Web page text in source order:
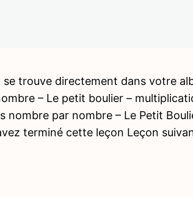
trouve directement dans votre
– Le petit boulier –
nombre par nombre – Le Petit
terminé cette leçon Leçon